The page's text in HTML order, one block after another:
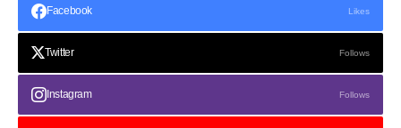
Facebook Likes
Twitter Follows
Instagram Follows